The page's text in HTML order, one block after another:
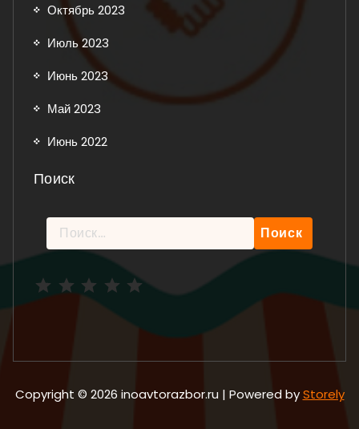
Октябрь 2023
Июль 2023
Июнь 2023
Май 2023
Июнь 2022
Поиск
Найти:
Copyright © 2026 inoavtorazbor.ru | Powered byStorely